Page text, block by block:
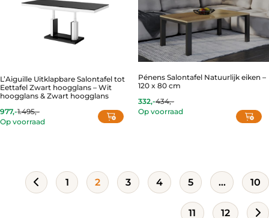
L’Aiguille Uitklapbare Salontafel tot
Eettafel Zwart hoogglans – Wit
hoogglans & Zwart hoogglans
977,-
Current
price
1.495,-
Original
price
Op voorraad
Pénens Salontafel Natuurlijk eiken –
120 x 80 cm
332,-
Current
price
434,-
Original
price
Op voorraad
1 2 3 4 5 … 10
11 12